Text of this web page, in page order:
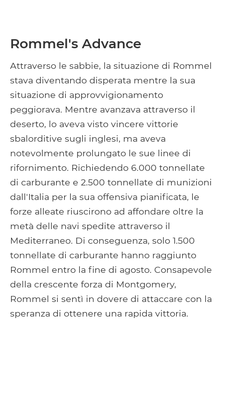
Rommel's Advance
Attraverso le sabbie, la situazione di Rommel
stava diventando disperata mentre la sua
situazione di approvvigionamento
peggiorava. Mentre avanzava attraverso il
deserto, lo aveva visto vincere vittorie
sbalorditive sugli inglesi, ma aveva
notevolmente prolungato le sue linee di
rifornimento. Richiedendo 6.000 tonnellate
di carburante e 2.500 tonnellate di munizioni
dall'Italia per la sua offensiva pianificata, le
forze alleate riuscirono ad affondare oltre la
metà delle navi spedite attraverso il
Mediterraneo. Di conseguenza, solo 1.500
tonnellate di carburante hanno raggiunto
Rommel entro la fine di agosto. Consapevole
della crescente forza di Montgomery,
Rommel si sentì in dovere di attaccare con la
speranza di ottenere una rapida vittoria.